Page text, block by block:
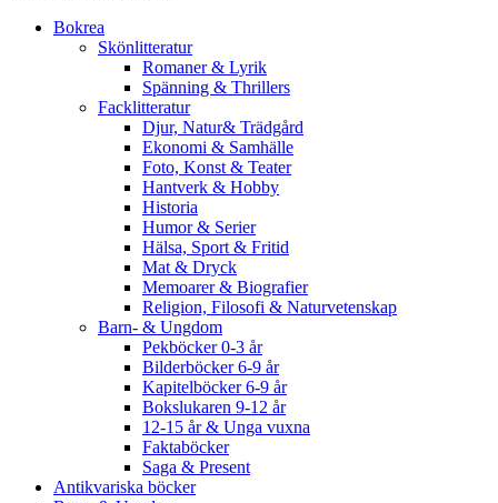
Bokrea
Skönlitteratur
Romaner & Lyrik
Spänning & Thrillers
Facklitteratur
Djur, Natur& Trädgård
Ekonomi & Samhälle
Foto, Konst & Teater
Hantverk & Hobby
Historia
Humor & Serier
Hälsa, Sport & Fritid
Mat & Dryck
Memoarer & Biografier
Religion, Filosofi & Naturvetenskap
Barn- & Ungdom
Pekböcker 0-3 år
Bilderböcker 6-9 år
Kapitelböcker 6-9 år
Bokslukaren 9-12 år
12-15 år & Unga vuxna
Faktaböcker
Saga & Present
Antikvariska böcker